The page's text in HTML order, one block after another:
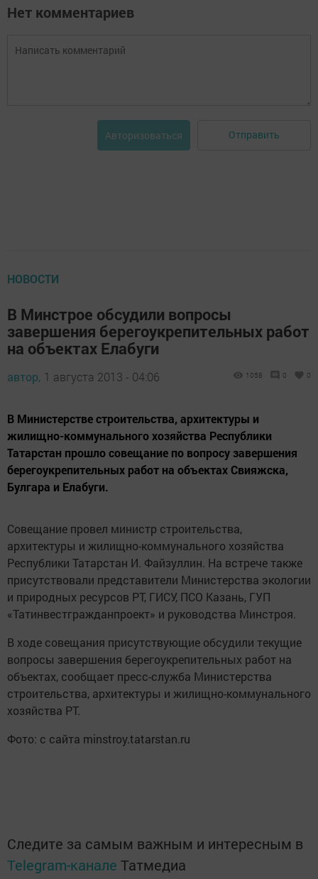
Нет комментариев
Авторизоваться Отправить
НОВОСТИ
В Минстрое обсудили вопросы
завершения берегоукрепительных работ
на объектах Елабуги
автор, 1 августа 2013 - 04:06 1058 0 0
В Министерстве строительства, архитектуры и
жилищно-коммунального хозяйства Республики
Татарстан прошло совещание по вопросу завершения
берегоукрепительных работ на объектах Свияжска,
Булгара и Елабуги.
Совещание провел министр строительства,
архитектуры и жилищно-коммунального хозяйства
Республики Татарстан И. Файзуллин. На встрече также
присутствовали представители Министерства экологии
и природных ресурсов РТ, ГИСУ, ПСО Казань, ГУП
«Татинвестгражданпроект» и руководства Минстроя.
В ходе совещания присутствующие обсудили текущие
вопросы завершения берегоукрепительных работ на
объектах, сообщает пресс-служба Министерства
строительства, архитектуры и жилищно-коммунального
хозяйства РТ.
Фото: с сайта minstroy.tatarstan.ru
Следите за самым важным и интересным в
Telegram-канале Татмедиа